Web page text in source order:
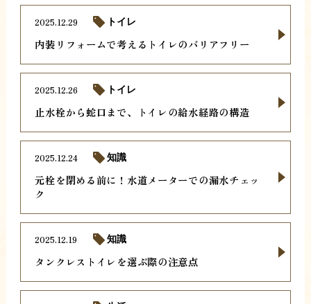
内装リフォームで考えるトイレのバリアフリー
2025.12.29 トイレ
止水栓から蛇口まで、トイレの給水経路の構造
2025.12.26 トイレ
元栓を閉める前に！水道メーターでの漏水チェッ
ク
2025.12.24 知識
タンクレストイレを選ぶ際の注意点
2025.12.19 知識